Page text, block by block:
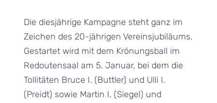
Die diesjährige Kampagne steht ganz im
Zeichen des 20-jährigen Vereinsjubiläums.
Gestartet wird mit dem Krönungsball im
Redoutensaal am 5. Januar, bei dem die
Tollitäten Bruce I. (Buttler) und Ulli I.
(Preidt) sowie Martin I. (Siegel) und